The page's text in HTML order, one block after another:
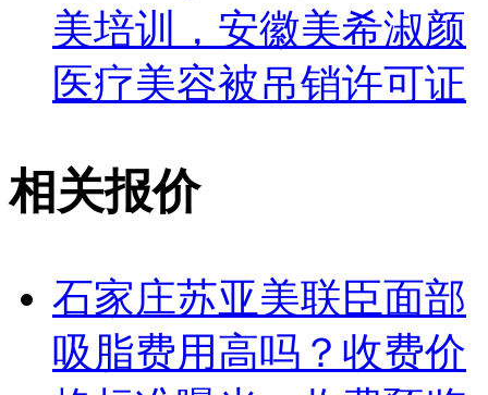
美培训，安徽美希淑颜
医疗美容被吊销许可证
相关报价
石家庄苏亚美联臣面部
吸脂费用高吗？收费价